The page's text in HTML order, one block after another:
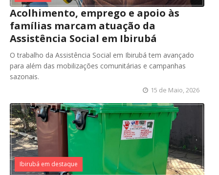
Acolhimento, emprego e apoio às
famílias marcam atuação da
Assistência Social em Ibirubá
O trabalho da Assistência Social em Ibirubá tem avançado
para além das mobilizações comunitárias e campanhas
sazonais.
15 de Maio, 2026
Ibirubá em destaque